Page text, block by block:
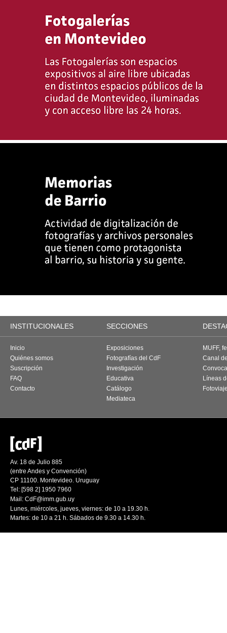
INSTITUCIONALES SECCIONES
Inicio
Quiénes somos
Suscripción
FAQ
Contacto
Exposiciones
Fotografías del CdF
Investigación
Educativa
Catálogo
Mediateca
MUFF,
Canal
Líneas
Av. 18 de Julio 885
(entre Andes y Convención)
CP 11100. Montevideo. Uruguay
Tel: [598 2] 1950 7960
Mail: CdF@imm.gub.uy
Lunes, miércoles, jueves, viernes: de 10 a 19.30 h.
Martes: de 10 a 21 h. Sábados de 9.30 a 14.30 h.